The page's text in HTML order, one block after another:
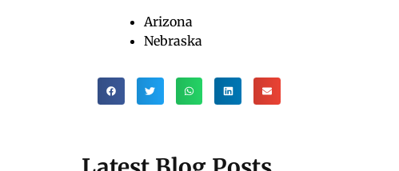
Arizona
Nebraska